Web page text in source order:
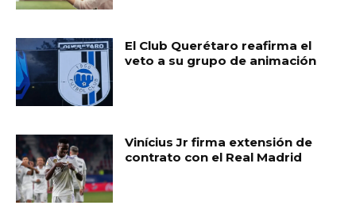
El Club Querétaro reafirma el
veto a su grupo de animación
Vinícius Jr firma extensión de
contrato con el Real Madrid